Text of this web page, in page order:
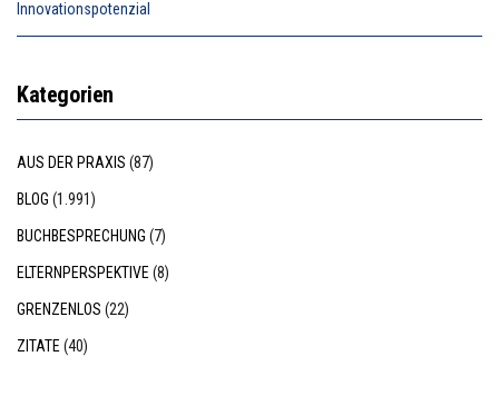
Innovationspotenzial
Kategorien
AUS DER PRAXIS (87)
BLOG (1.991)
BUCHBESPRECHUNG (7)
ELTERNPERSPEKTIVE (8)
GRENZENLOS (22)
ZITATE (40)